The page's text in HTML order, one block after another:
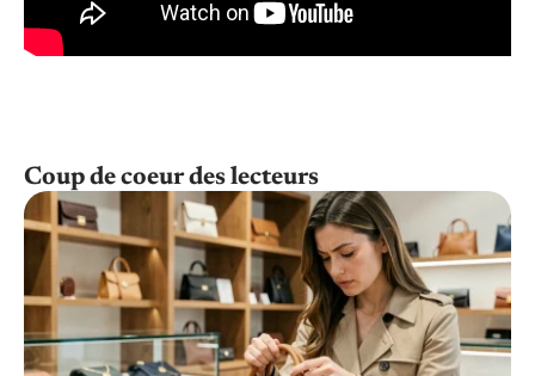
Coup de coeur des lecteurs